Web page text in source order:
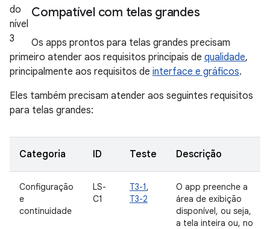
Compatível com telas grandes
Os apps prontos para telas grandes precisam
primeiro atender aos requisitos principais de qualidade,
principalmente aos requisitos de interface e gráficos.
Eles também precisam atender aos seguintes requisitos
para telas grandes:
Categoria ID Teste Descrição
Configuração
e
continuidade
LS-
C1
T3-1,
T3-2
O app preenche a
área de exibição
disponível, ou seja,
a tela inteira ou, no